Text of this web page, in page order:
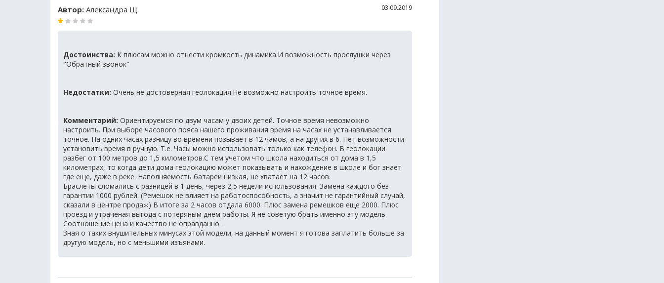
Автор: Александра Щ. 03.09.2019
Достоинства: К плюсам можно отнести кромкость динамика.И возможность прослушки через
"Обратный звонок"
Недостатки: Очень не достоверная геолокация.Не возможно настроить точное время.
Комментарий: Ориентируемся по двум часам у двоих детей. Точное время невозможно
настроить. При выборе часового пояса нашего проживания время на часах не устанавливается
точное. На одних часах разницу во времени позывает в 12 чамов, а на других в 6. Нет возможности
установить время в ручную. Т.е. Часы можно использовать только как телефон. В геолокации
разбег от 100 метров до 1,5 километров.С тем учетом что школа находиться от дома в 1,5
километрах, то когда дети дома геолокацию может показывать и нахождение в школе и бог знает
где еще, даже в реке. Наполняемость батареи низкая, не хватает на 12 часов.
Браслеты сломались с разницей в 1 день, через 2,5 недели использования. Замена каждого без
гарантии 1000 рублей. (Ремешок не влияет на работоспособность, а значит не гарантийный случай,
сказали в центре продаж) В итоге за 2 часов отдала 6000. Плюс замена ремешков еще 2000. Плюс
проезд и утраченая выгода с потеряным днем работы. Я не советую брать именно эту модель.
Соотношение цена и качество не оправданно .
Зная о таких внушительных минусах этой модели, на данный момент я готова заплатить больше за
другую модель, но с меньшими изъянами.